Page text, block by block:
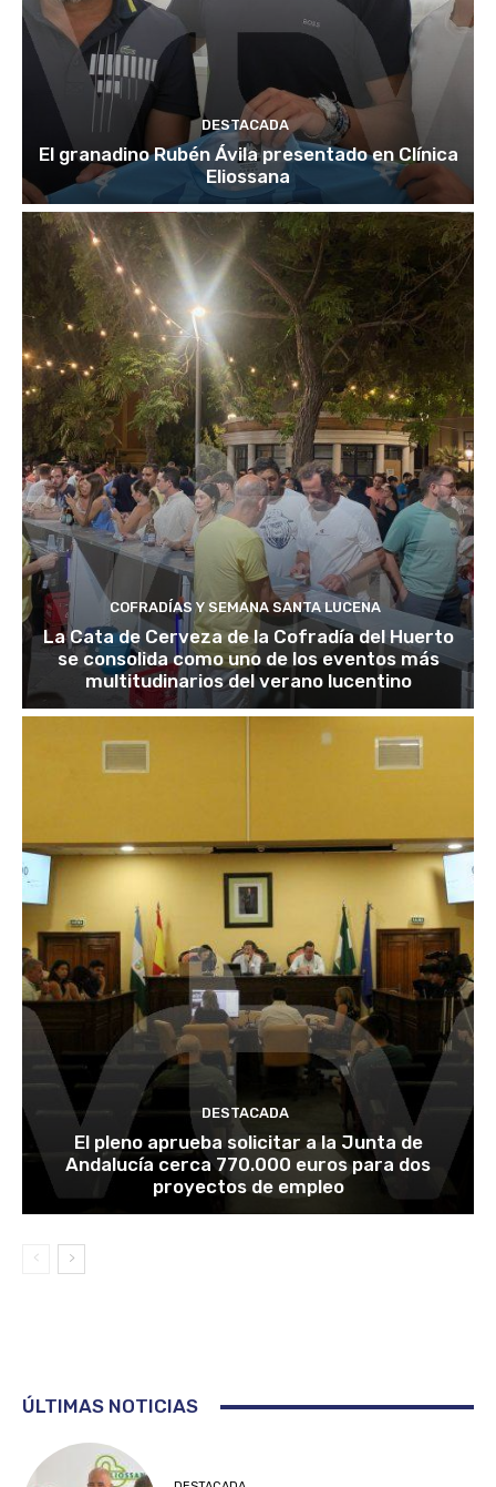
DESTACADA
El granadino Rubén Ávila presentado en Clínica
Eliossana
COFRADÍAS Y SEMANA SANTA LUCENA
La Cata de Cerveza de la Cofradía del Huerto
se consolida como uno de los eventos más
multitudinarios del verano lucentino
DESTACADA
El pleno aprueba solicitar a la Junta de
Andalucía cerca 770.000 euros para dos
proyectos de empleo
ÚLTIMAS NOTICIAS